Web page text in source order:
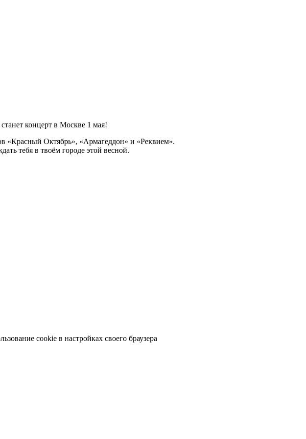
концерт в Москве 1 мая!
«Красный Октябрь», «Армагеддон» и «Реквием».
тебя в твоём городе этой весной.
cookie в настройках своего браузера